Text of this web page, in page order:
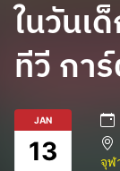
ในวันเ
ทีวี กา
JAN
13
จุฬ